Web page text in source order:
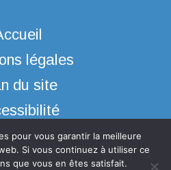
légales
du site
pour vous garantir la meilleure
Si vous continuez à utiliser ce
que vous en êtes satisfait.